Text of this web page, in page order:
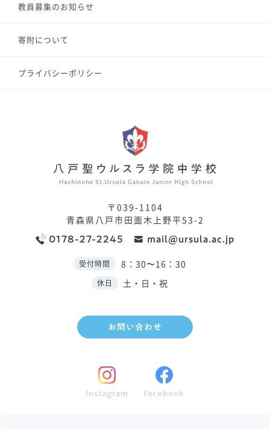
教員募集のお知らせ
寄附について
プライバシーポリシー
〒039-1104
青森県八戸市田面木上野平53-2
0178-27-2245 mail@ursula.ac.jp
受付時間 8：30〜16：30
休日 土・日・祝
お問い合わせ
Instagram Facebook